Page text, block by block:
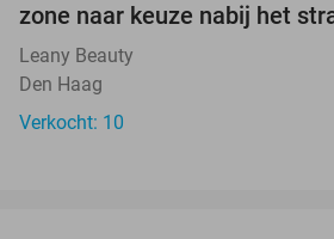
zone naar keuze nabij het
Leany Beauty
Den Haag
Verkocht: 10